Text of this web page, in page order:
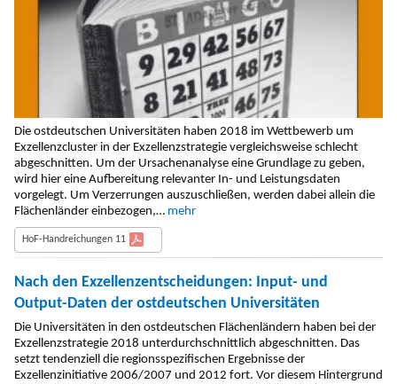
Die ostdeutschen Universitäten haben 2018 im Wettbewerb um
Exzellenzcluster in der Exzellenzstrategie vergleichsweise schlecht
abgeschnitten. Um der Ursachenanalyse eine Grundlage zu geben,
wird hier eine Aufbereitung relevan­ter In- und Leistungsdaten
vorgelegt. Um Verzerrun­gen auszuschließen, werden dabei allein die
Flächenländer einbezogen,… mehr
HoF-Handreichungen 11
Nach den Exzellenzentscheidungen: Input- und
Output-Daten der ostdeutschen Universitäten
Die Universitäten in den ostdeutschen Flächenländern haben bei der
Exzellenzstrategie 2018 unterdurchschnittlich abgeschnitten. Das
setzt tendenziell die re­gionsspezifischen Ergebnisse der
Exzellenzinitiative 2006/2007 und 2012 fort. Vor diesem Hintergrund